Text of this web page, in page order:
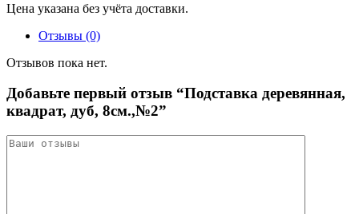
Цена указана без учёта доставки.
Отзывы (0)
Отзывов пока нет.
Добавьте первый отзыв “Подставка деревянная,
квадрат, дуб, 8см.,№2”